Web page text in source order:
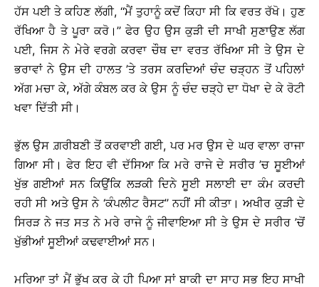
ਹੱਸ ਪਈ ਤੇ ਕਹਿਣ ਲੱਗੀ, ‘‘ਮੈਂ ਤੁਹਾਨੂੰ ਕਦੋਂ ਕਿਹਾ ਸੀ ਕਿ ਵਰਤ ਰੱਖੋ। ਹੁਣ
ਰੱਖਿਆ ਹੈ ਤੇ ਪੂਰਾ ਕਰੋ।’’ ਫੇਰ ਉਹ ਉਸ ਕੁੜੀ ਦੀ ਸਾਖੀ ਸੁਣਾਉਣ ਲੱਗ
ਪਈ, ਜਿਸ ਨੇ ਮੇਰੇ ਵਰਗੇ ਕਰਵਾ ਚੌਥ ਦਾ ਵਰਤ ਰੱਖਿਆ ਸੀ ਤੇ ਉਸ ਦੇ
ਭਰਾਵਾਂ ਨੇ ਉਸ ਦੀ ਹਾਲਤ ’ਤੇ ਤਰਸ ਕਰਦਿਆਂ ਚੰਦ ਚੜ੍ਹਨ ਤੋਂ ਪਹਿਲਾਂ
ਅੱਗ ਮਚਾ ਕੇ, ਅੱਗੇ ਕੰਬਲ ਕਰ ਕੇ ਉਸ ਨੂੰ ਚੰਦ ਚੜ੍ਹੇ ਦਾ ਧੋਖਾ ਦੇ ਕੇ ਰੋਟੀ
ਖਵਾ ਦਿੱਤੀ ਸੀ।
ਭੁੱਲ ਉਸ ਗ਼ਰੀਬਣੀ ਤੋਂ ਕਰਵਾਈ ਗਈ, ਪਰ ਮਰ ਉਸ ਦੇ ਘਰ ਵਾਲਾ ਰਾਜਾ
ਗਿਆ ਸੀ। ਫੇਰ ਇਹ ਵੀ ਦੱਸਿਆ ਕਿ ਮਰੇ ਰਾਜੇ ਦੇ ਸਰੀਰ ’ਚ ਸੂਈਆਂ
ਖੁੱਭ ਗਈਆਂ ਸਨ ਕਿਉਂਕਿ ਲੜਕੀ ਦਿਨੇ ਸੂਈ ਸਲਾਈ ਦਾ ਕੰਮ ਕਰਦੀ
ਰਹੀ ਸੀ ਅਤੇ ਉਸ ਨੇ ‘ਕੰਪਲੀਟ ਰੈਸਟ’’ ਨਹੀਂ ਸੀ ਕੀਤਾ। ਅਖੀਰ ਕੁੜੀ ਦੇ
ਸਿਰੜ ਨੇ ਜਤ ਸਤ ਨੇ ਮਰੇ ਰਾਜੇ ਨੂੰ ਜੀਵਾਇਆ ਸੀ ਤੇ ਉਸ ਦੇ ਸਰੀਰ ’ਚੋਂ
ਖੁੱਭੀਆਂ ਸੂਈਆਂ ਕਢਵਾਈਆਂ ਸਨ।
ਮਰਿਆ ਤਾਂ ਮੈਂ ਭੁੱਖ ਕਰ ਕੇ ਹੀ ਪਿਆ ਸਾਂ ਬਾਕੀ ਦਾ ਸਾਹ ਸਭ ਇਹ ਸਾਖੀ